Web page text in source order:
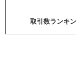
取引数ランキ